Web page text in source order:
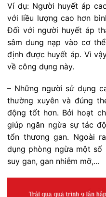
Ví dụ: Người huyết áp
với liều lượng cao hơn
Đối với người huyết áp
sâm dung nạp vào cơ
định được huyết áp. Vì
về công dụng này.
– Những người sử dụng
thường xuyên và đúng
động tốt hơn. Bởi hoạt
giúp ngăn ngừa sự tác
tổn thương gan. Ngoài
dụng phòng ngừa một số
suy gan, gan nhiễm mỡ,…